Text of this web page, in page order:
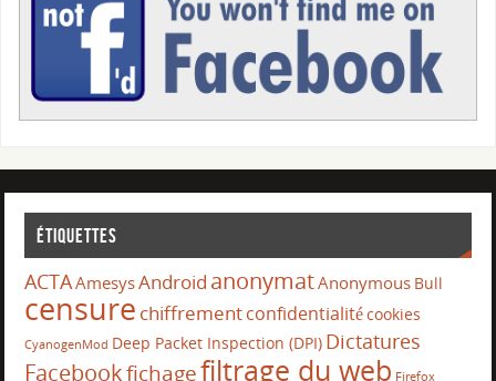
Étiquettes
ACTAAmesysAndroid anonymatAnonymous Bull
censure chiffrementconfidentialitécookies
CyanogenMod Deep Packet Inspection (DPI) Dictatures
Facebookfichagefiltrage du web Firefox